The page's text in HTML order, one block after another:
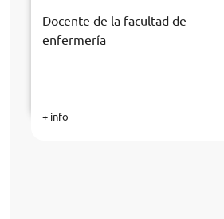
Docente de la facultad de
enfermería
+ info